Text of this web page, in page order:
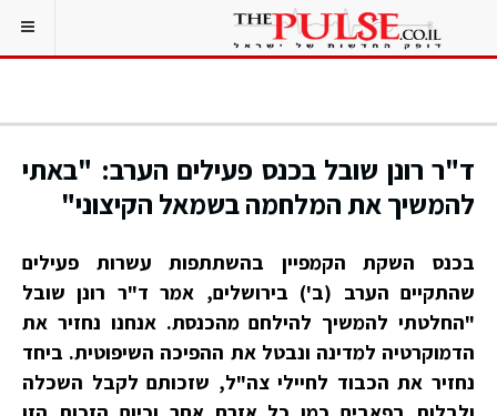
ד"ר רונן שובל בכנס פעילים הערב: "באתי
להמשיך את המלחמה בשמאל הקיצוני"
בכנס השקת הקמפיין בהשתתפות עשרות פעילים
שהתקיים הערב (ב') בירושלים, אמר ד"ר רונן שובל
"החלטתי להמשיך להילחם מהכנסת. אנחנו נחזיר את
הדמוקרטיה למדינה ונבטל את ההפיכה השיפוטית. ביחד
נחזיר את הכבוד לחיילי צה"ל, שזכותם לקבל השכלה